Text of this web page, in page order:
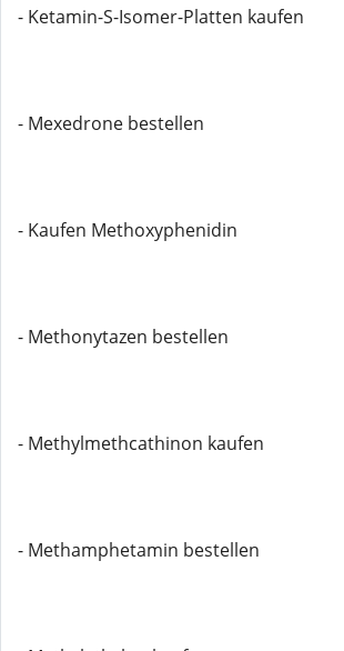
- Ketamin-S-Isomer-Platten kaufen
- Mexedrone bestellen
- Kaufen Methoxyphenidin
- Methonytazen bestellen
- Methylmethcathinon kaufen
- Methamphetamin bestellen